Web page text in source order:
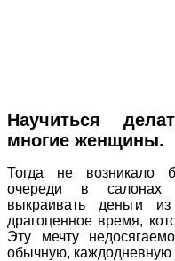
Научиться
многие женщины.
Тогда не возникало
очереди в салонах
выкраивать деньги
драгоценное время,
Эту мечту
обычную, каждодневную